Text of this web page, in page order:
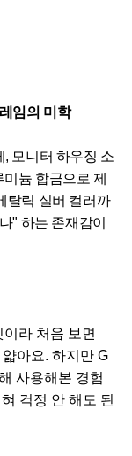
임의 미학
모니터 하우징 소
늄 합금으로 제
탈릭 실버 컬러까
" 하는 존재감이
라 처음 보면
아요. 하지만 G
사용해본 경험
걱정 안 해도 된